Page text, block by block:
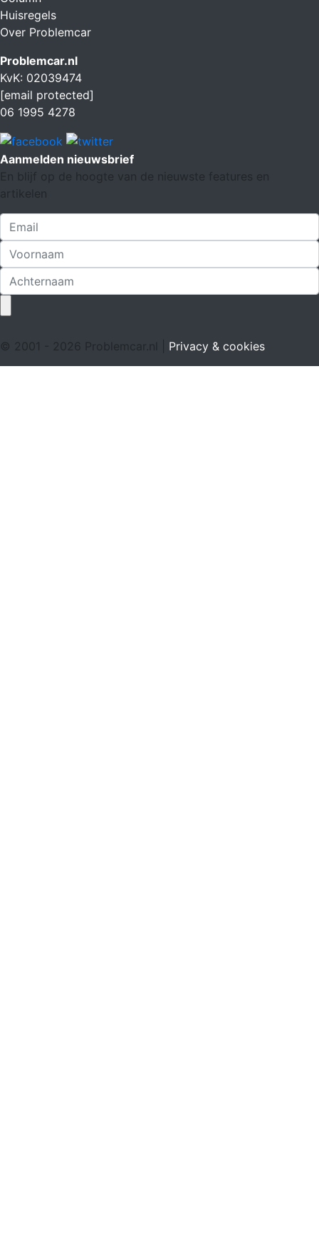
Huisregels
Over Problemcar
Problemcar.nl
KvK: 02039474
[email protected]
06 1995 4278
Aanmelden nieuwsbrief
En blijf op de hoogte van de nieuwste features en
artikelen
© 2001 - 2026 Problemcar.nl | Privacy & cookies